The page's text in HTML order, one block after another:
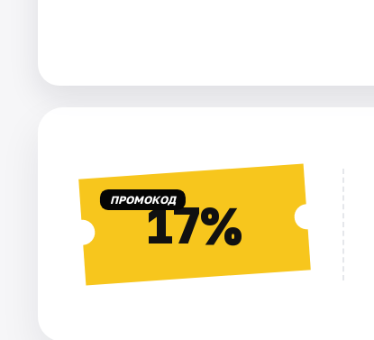
ПРОМОКОД17%